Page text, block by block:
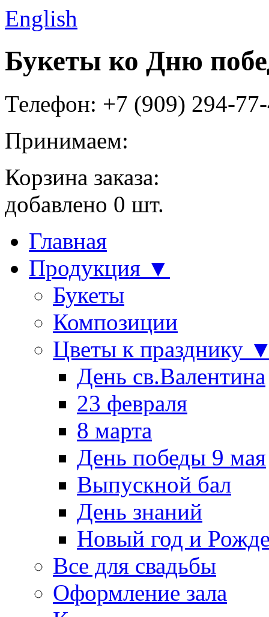
English
Букеты ко Дню
Телефон: +7 (909) 294-
Принимаем:
Корзина заказа:
добавлено 0 шт.
Главная
Продукция ▼
Букеты
Композиции
Цветы к празднику
День св.Валентина
23 февраля
8 марта
День победы 9 мая
Выпускной бал
День знаний
Новый год и
Все для свадьбы
Оформление зала